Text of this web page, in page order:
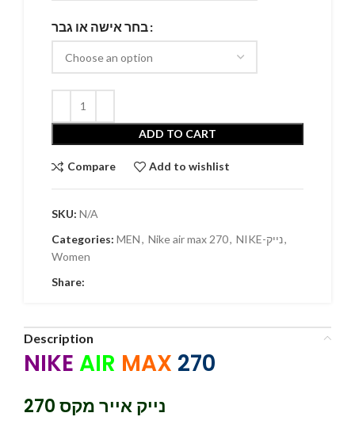
בחר אישה או גבר
ADD TO CART
Compare Add to wishlist
SKU: N/A
Categories: MEN, Nike air max 270, NIKE-נייק,
Women
Share:
Description
NIKE AIR MAX 270
נייק אייר מקס 270